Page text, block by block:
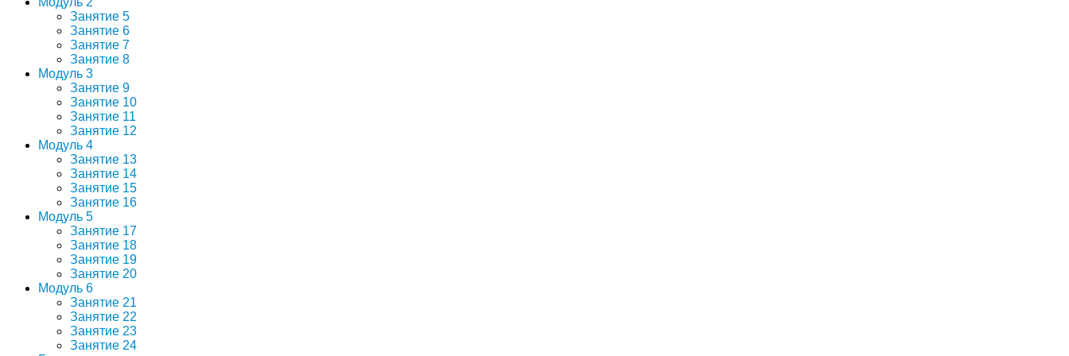
Занятие 5
Занятие 6
Занятие 7
Занятие 8
Модуль 3
Занятие 9
Занятие 10
Занятие 11
Занятие 12
Модуль 4
Занятие 13
Занятие 14
Занятие 15
Занятие 16
Модуль 5
Занятие 17
Занятие 18
Занятие 19
Занятие 20
Модуль 6
Занятие 21
Занятие 22
Занятие 23
Занятие 24